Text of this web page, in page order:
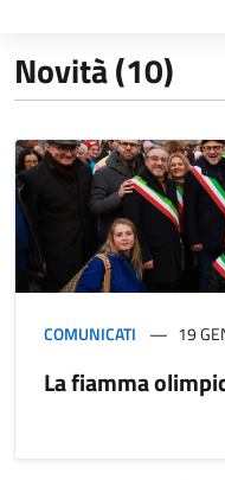
Novità (10)
COMUNICATI 19
La fiamma